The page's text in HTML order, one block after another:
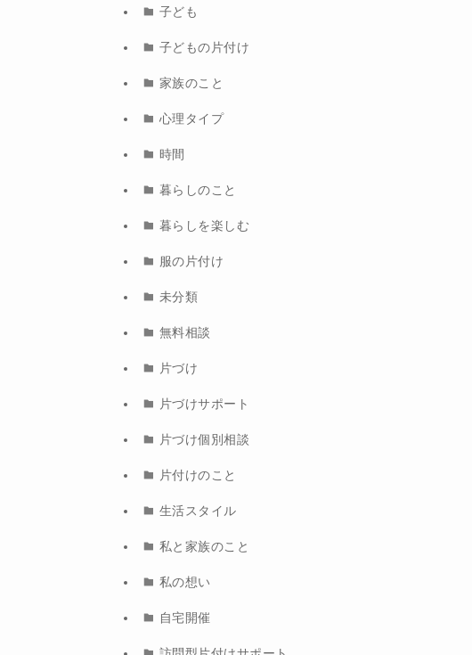
子ども
子どもの片付け
家族のこと
心理タイプ
時間
暮らしのこと
暮らしを楽しむ
服の片付け
未分類
無料相談
片づけ
片づけサポート
片づけ個別相談
片付けのこと
生活スタイル
私と家族のこと
私の想い
自宅開催